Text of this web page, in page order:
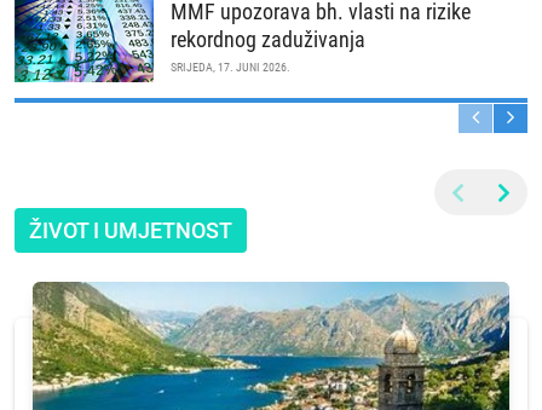
MMF upozorava bh. vlasti na rizike
rekordnog zaduživanja
SRIJEDA, 17. JUNI 2026.
ŽIVOT I UMJETNOST